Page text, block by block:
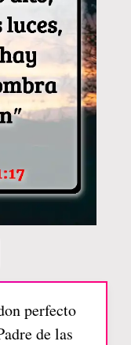
perfecto
de las